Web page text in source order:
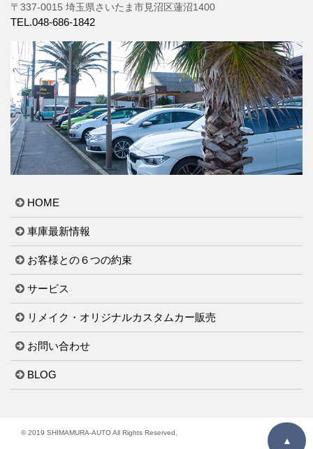
〒337-0015 埼玉県さいたま市見沼区蓮沼1400
TEL.048-686-1842
HOME
車庫最新情報
お客様との６つの約束
サービス
リメイク・オリジナルカスタムカー販売
お問い合わせ
BLOG
© 2019 SHIMAMURA-AUTO All Rights Reserved.
▲